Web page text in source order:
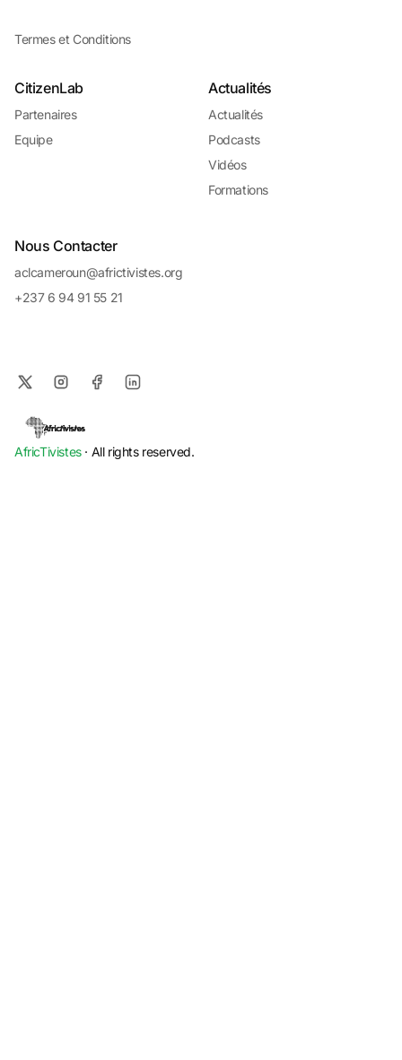
Termes et Conditions
CitizenLab
Partenaires
Equipe
Actualités
Actualités
Podcasts
Vidéos
Formations
Nous Contacter
aclcameroun@africtivistes.org
+237 6 94 91 55 21
AfricTivistes· All rights reserved.